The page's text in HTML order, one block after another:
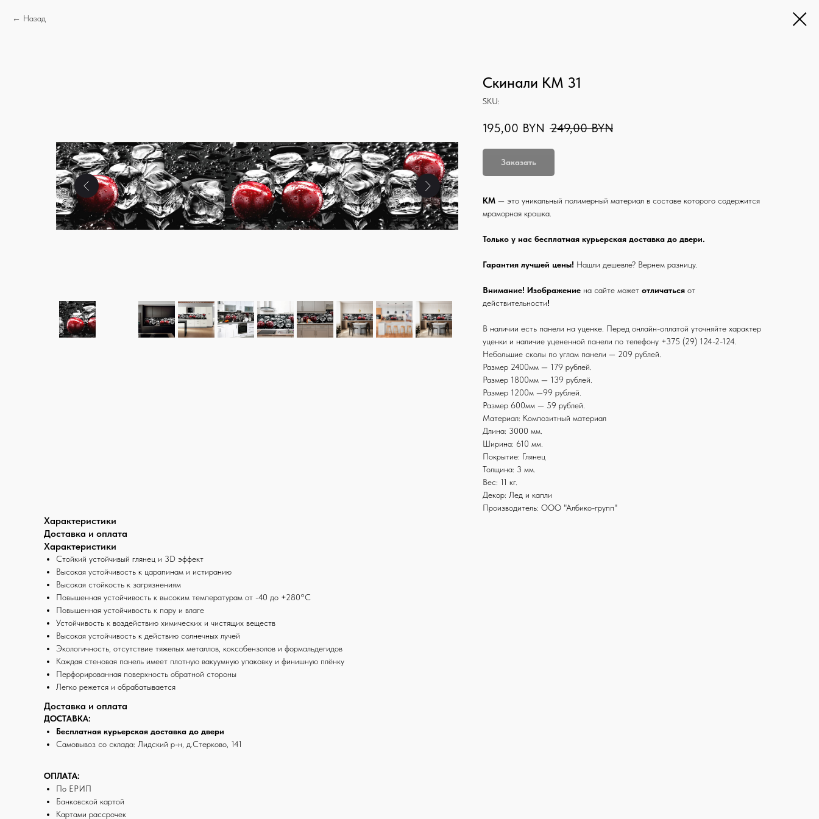
Назад
Скинали КМ 31
SKU:
195,00 BYN 249,00 BYN
Заказать
КМ — это уникальный полимерный материал в составе которого содержится
мраморная крошка.
Только у нас бесплатная курьерская доставка до двери.
Гарантия лучшей цены! Нашли дешевле? Вернем разницу.
Внимание! Изображение на сайте может отличаться от
действительности!
В наличии есть панели на уценке. Перед онлайн-оплатой уточняйте характер
уценки и наличие уцененной панели по телефону +375 (29) 124-2-124.
Небольшие сколы по углам панели — 209 рублей.
Размер 2400мм — 179 рублей.
Размер 1800мм — 139 рублей.
Размер 1200м —99 рублей.
Размер 600мм — 59 рублей.
Материал: Композитный материал
Длина: 3000 мм.
Ширина: 610 мм.
Покрытие: Глянец
Толщина: 3 мм.
Вес: 11 кг.
Декор: Лед и капли
Производитель: ООО "Албико-групп"
Характеристики
Доставка и оплата
Характеристики
Стойкий устойчивый глянец и 3D эффект
Высокая устойчивость к царапинам и истиранию
Высокая стойкость к загрязнениям
Повышенная устойчивость к высоким температурам от -40 до +280°С
Повышенная устойчивость к пару и влаге
Устойчивость к воздействию химических и чистящих веществ
Высокая устойчивость к действию солнечных лучей
Экологичность, отсутствие тяжелых металлов, коксобензолов и формальдегидов
Каждая стеновая панель имеет плотную вакуумную упаковку и финишную плёнку
Перфорированная поверхность обратной стороны
Легко режется и обрабатывается
Доставка и оплата
ДОСТАВКА:
Бесплатная курьерская доставка до двери
Самовывоз со склада: Лидский р-н, д.Стерково, 141
ОПЛАТА:
По ЕРИП
Банковской картой
Картами рассрочек